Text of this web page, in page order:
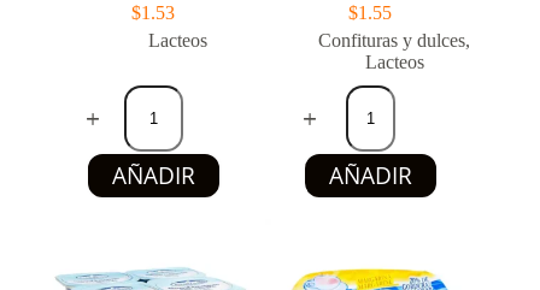
$1.53
Lacteos
Leche
condensada
PIJIRIGUA
(390
g)
cantidad
AÑADIR
$1.55
Confituras y dulces,
Lacteos
Leche
condensada
NEZKA
(380
g)
cantidad
AÑADIR